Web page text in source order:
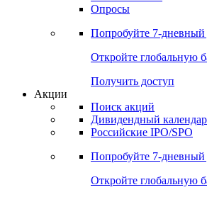
Опросы
Попробуйте 7-дневный
Откройте глобальную
Получить доступ
Акции
Поиск акций
Дивидендный
Российские IPO/SPO
Попробуйте 7-дневный
Откройте глобальную